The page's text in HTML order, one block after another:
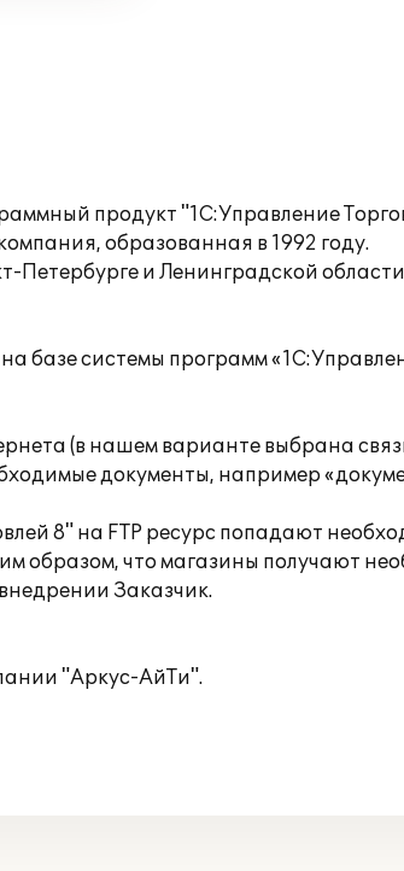
продукт "1С:Управление
образованная в 1992 году.
Петербурге и Ленинградской
базе системы программ
(в нашем варианте выбрана
документы, например
8" на FTP ресурс попадают
образом, что магазины получают
Заказчик.
"Аркус-АйТи".